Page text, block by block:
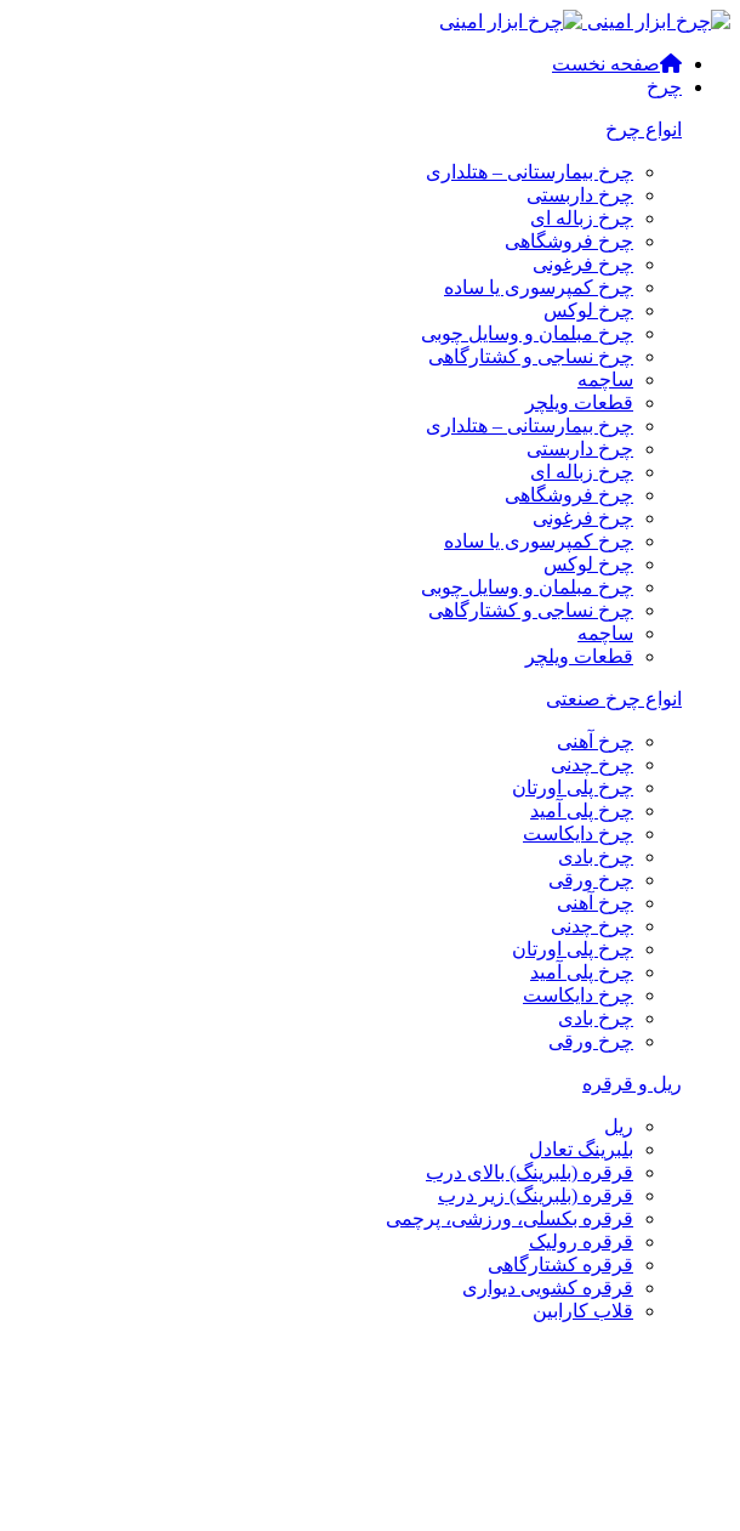
صفحه نخست
چرخ
انواع چرخ
چرخ بیمارستانی – هتلداری
چرخ داربستی
چرخ زباله ای
چرخ فروشگاهی
چرخ فرغونی
چرخ کمپرسوری یا ساده
چرخ لوکس
چرخ مبلمان و وسایل چوبی
چرخ نساجی و کشتارگاهی
ساچمه
قطعات ویلچر
چرخ بیمارستانی – هتلداری
چرخ داربستی
چرخ زباله ای
چرخ فروشگاهی
چرخ فرغونی
چرخ کمپرسوری یا ساده
چرخ لوکس
چرخ مبلمان و وسایل چوبی
چرخ نساجی و کشتارگاهی
ساچمه
قطعات ویلچر
انواع چرخ صنعتی
چرخ آهنی
چرخ چدنی
چرخ پلی اورتان
چرخ پلی آمید
چرخ دایکاست
چرخ بادی
چرخ ورقی
چرخ آهنی
چرخ چدنی
چرخ پلی اورتان
چرخ پلی آمید
چرخ دایکاست
چرخ بادی
چرخ ورقی
ریل و قرقره
ریل
بلبرینگ تعادل
قرقره (بلبرینگ) بالای درب
قرقره (بلبرینگ) زیر درب
قرقره بکسلی، ورزشی، پرچمی
قرقره رولیک
قرقره کشتارگاهی
قرقره کشویی دیواری
قلاب کارابین